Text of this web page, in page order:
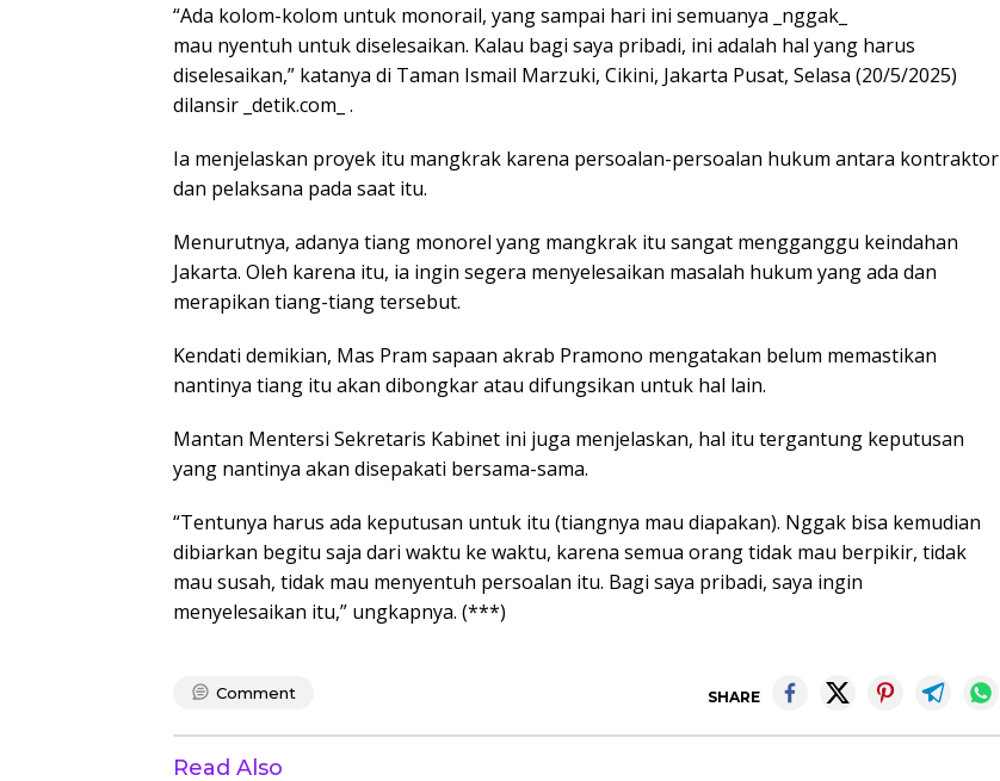
“Ada kolom-kolom untuk monorail, yang sampai hari ini semuanya _nggak_
mau nyentuh untuk diselesaikan. Kalau bagi saya pribadi, ini adalah hal yang harus
diselesaikan,” katanya di Taman Ismail Marzuki, Cikini, Jakarta Pusat, Selasa (20/5/2025)
dilansir _detik.com_ .
Ia menjelaskan proyek itu mangkrak karena persoalan-persoalan hukum antara kontraktor
dan pelaksana pada saat itu.
Menurutnya, adanya tiang monorel yang mangkrak itu sangat mengganggu keindahan
Jakarta. Oleh karena itu, ia ingin segera menyelesaikan masalah hukum yang ada dan
merapikan tiang-tiang tersebut.
Kendati demikian, Mas Pram sapaan akrab Pramono mengatakan belum memastikan
nantinya tiang itu akan dibongkar atau difungsikan untuk hal lain.
Mantan Mentersi Sekretaris Kabinet ini juga menjelaskan, hal itu tergantung keputusan
yang nantinya akan disepakati bersama-sama.
“Tentunya harus ada keputusan untuk itu (tiangnya mau diapakan). Nggak bisa kemudian
dibiarkan begitu saja dari waktu ke waktu, karena semua orang tidak mau berpikir, tidak
mau susah, tidak mau menyentuh persoalan itu. Bagi saya pribadi, saya ingin
menyelesaikan itu,” ungkapnya. (***)
Comment SHARE
Read Also